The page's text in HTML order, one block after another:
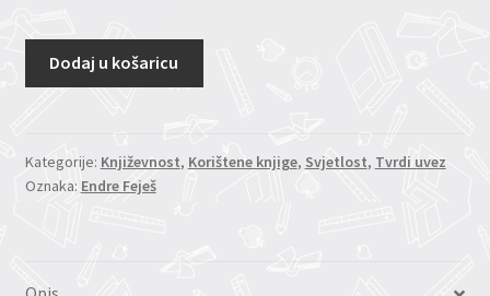
Dodaj u košaricu
Kategorije: Književnost, Korištene knjige, Svjetlost, Tvrdi uvez
Oznaka: Endre Feješ